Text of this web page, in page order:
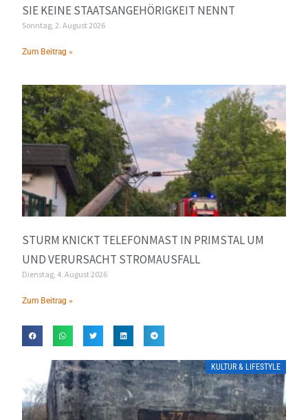
SIE KEINE STAATSANGEHÖRIGKEIT NENNT
Sonntag, 2. August 2026
Zum Beitrag »
STURM KNICKT TELEFONMAST IN PRIMSTAL UM
UND VERURSACHT STROMAUSFALL
Dienstag, 4. August 2026
Zum Beitrag »
KULTUR & LIFESTYLE